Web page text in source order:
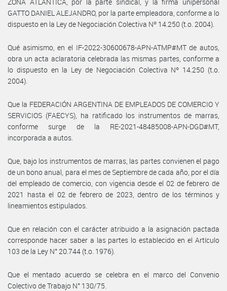
GATTO DANIEL ALEJANDRO, por la parte empleadora, conforme a lo
dispuesto en la Ley de Negociación Colectiva Nº 14.250 (t.o. 2004).
Qué asimismo, en el IF-2022-30600678-APN-ATMP#MT de autos,
obra un acta aclaratoria celebrada las mismas partes, conforme a
lo dispuesto en la Ley de Negociación Colectiva Nº 14.250 (t.o.
2004).
Que la FEDERACIÓN ARGENTINA DE EMPLEADOS DE COMERCIO Y
SERVICIOS (FAECYS), ha ratificado los instrumentos de marras,
conforme surge de la RE-2021-48485008-APN-DGD#MT,
incorporada a autos.
Que, bajo los instrumentos de marras, las partes convienen el pago
de un bono anual, para el mes de Septiembre de cada año, por el día
del empleado de comercio, con vigencia desde el 02 de febrero de
2021 hasta el 02 de febrero de 2023, dentro de los términos y
lineamientos estipulados.
Que en relación con el carácter atribuido a la asignación pactada
corresponde hacer saber a las partes lo establecido en el Artículo
103 de la Ley N° 20.744 (t.o. 1976).
Que el mentado acuerdo se celebra en el marco del Convenio
Colectivo de Trabajo N° 130/75.